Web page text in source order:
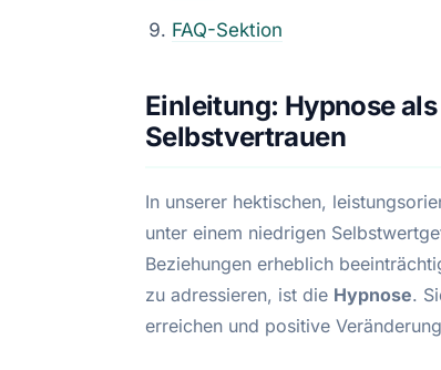
FAQ-Sektion
Einleitung: Hypnose
Selbstvertrauen
In unserer hektischen,
unter einem niedrigen
Beziehungen erheblich
zu adressieren, ist die Hypnose.
erreichen und positive